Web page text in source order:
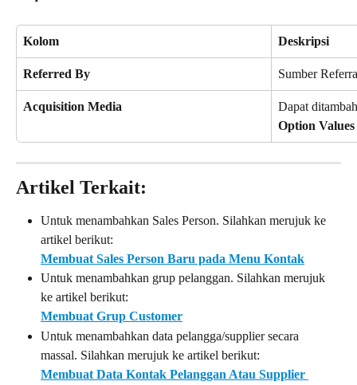
Kolom Deskripsi
Referred By Sumber
Acquisition Media
Dapat
Option
Artikel Terkait:
Untuk menambahkan Sales Person. Silahkan merujuk ke
artikel berikut:
Membuat Sales Person Baru pada Menu Kontak
Untuk menambahkan grup pelanggan. Silahkan merujuk
ke artikel berikut:
Membuat Grup Customer
Untuk menambahkan data pelangga/supplier secara
massal. Silahkan merujuk ke artikel berikut:
Membuat Data Kontak Pelanggan Atau Supplier